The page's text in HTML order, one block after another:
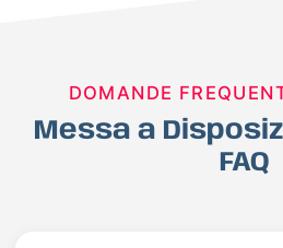
DOMANDE
Messa a
FAQ